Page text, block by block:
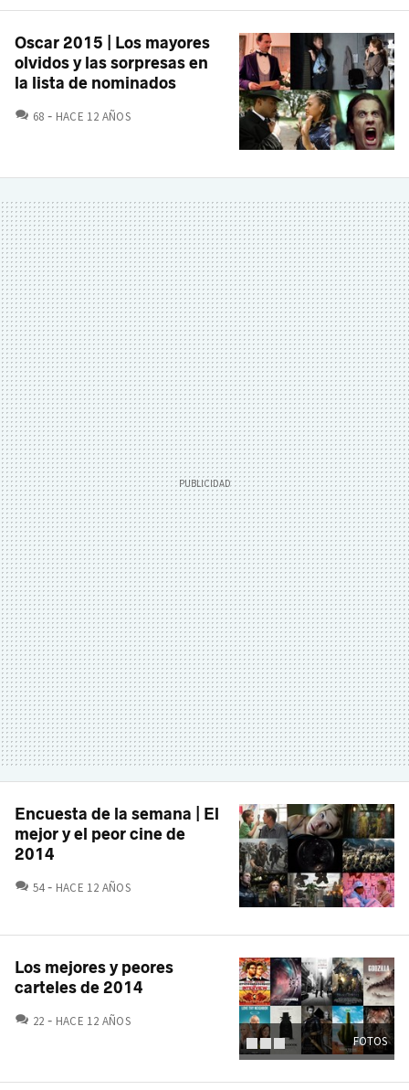
Oscar 2015 | Los mayores
olvidos y las sorpresas en
la lista de nominados
68 COMENTARIOS
HACE 12 AÑOS
Encuesta de la semana | El
mejor y el peor cine de
2014
54 COMENTARIOS
HACE 12 AÑOS
FOTOS
Los mejores y peores
carteles de 2014
22 COMENTARIOS
HACE 12 AÑOS